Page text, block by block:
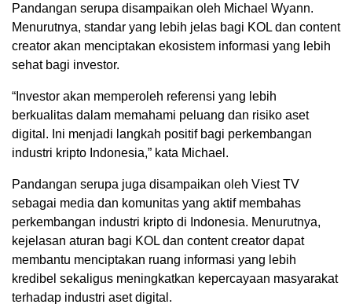
Pandangan serupa disampaikan oleh Michael Wyann.
Menurutnya, standar yang lebih jelas bagi KOL dan content
creator akan menciptakan ekosistem informasi yang lebih
sehat bagi investor.
“Investor akan memperoleh referensi yang lebih
berkualitas dalam memahami peluang dan risiko aset
digital. Ini menjadi langkah positif bagi perkembangan
industri kripto Indonesia,” kata Michael.
Pandangan serupa juga disampaikan oleh Viest TV
sebagai media dan komunitas yang aktif membahas
perkembangan industri kripto di Indonesia. Menurutnya,
kejelasan aturan bagi KOL dan content creator dapat
membantu menciptakan ruang informasi yang lebih
kredibel sekaligus meningkatkan kepercayaan masyarakat
terhadap industri aset digital.